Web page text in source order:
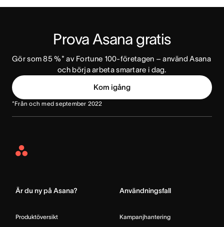
Prova Asana gratis
Gör som 85 %* av Fortune 100-företagen – använd Asana
och börja arbeta smartare i dag.
Kom igång
*Från och med september 2022
Asana
Är du ny på Asana?
Produktöversikt
Användningsfall
Kampanjhantering